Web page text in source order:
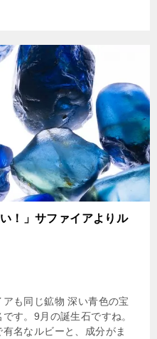
！」サファイアよりル
も同じ鉱物 深い青色の宝
す。9月の誕生石ですね。
名なルビーと、成分がま